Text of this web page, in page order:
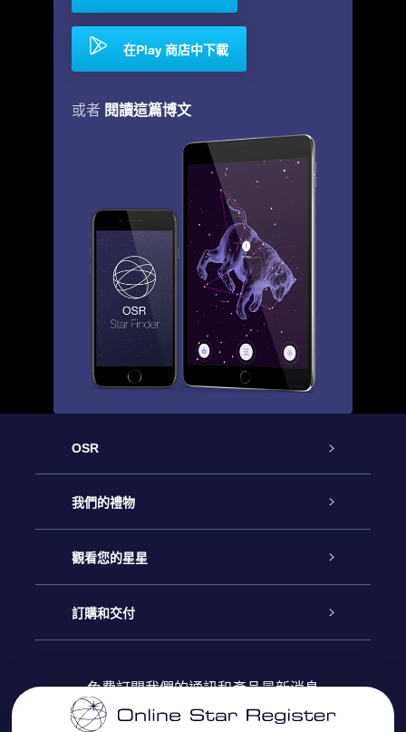
在Play 商店中下載
或者 閱讀這篇博文
OSR
客戶服務
聯繫我們
博客
評論
我們的禮物
Online Star禮物
OSR禮物包
OSR 禮物卡
觀看您的星星
星星注册
個性化的Star Page
訂購和交付
付款資訊
免費訂閱我們的通訊和產品最新消息